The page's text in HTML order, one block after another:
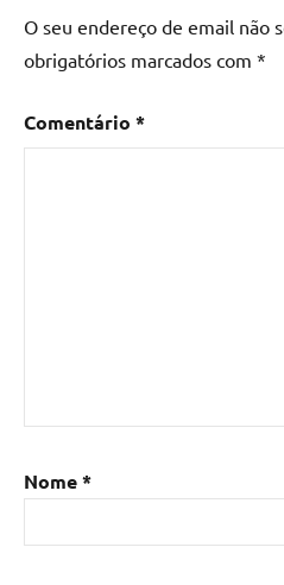
O seu endereço de email não
obrigatórios marcados com *
Comentário *
Nome*